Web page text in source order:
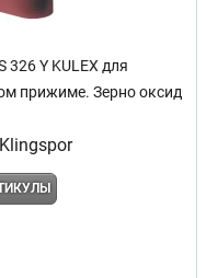
Y KULEX для
прижиме. Зерно оксид
Klingspor